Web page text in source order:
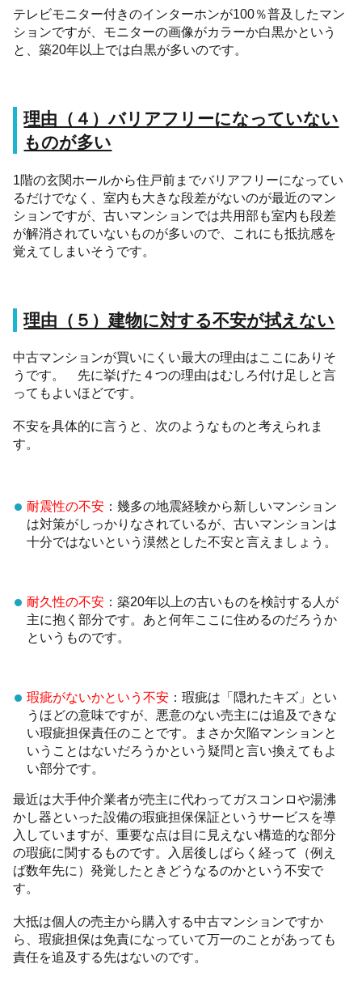
テレビモニター付きのインターホンが100％普及したマン
ションですが、モニターの画像がカラーか白黒かという
と、築20年以上では白黒が多いのです。
理由（４）バリアフリーになっていない
ものが多い
1階の玄関ホールから住戸前までバリアフリーになってい
るだけでなく、室内も大きな段差がないのが最近のマン
ションですが、古いマンションでは共用部も室内も段差
が解消されていないものが多いので、これにも抵抗感を
覚えてしまいそうです。
理由（５）建物に対する不安が拭えない
中古マンションが買いにくい最大の理由はここにありそ
うです。 先に挙げた４つの理由はむしろ付け足しと言
ってもよいほどです。
不安を具体的に言うと、次のようなものと考えられま
す。
耐震性の不安：幾多の地震経験から新しいマンション
は対策がしっかりなされているが、古いマンションは
十分ではないという漠然とした不安と言えましょう。
耐久性の不安：築20年以上の古いものを検討する人が
主に抱く部分です。あと何年ここに住めるのだろうか
というものです。
瑕疵がないかという不安：瑕疵は「隠れたキズ」とい
うほどの意味ですが、悪意のない売主には追及できな
い瑕疵担保責任のことです。まさか欠陥マンションと
いうことはないだろうかという疑問と言い換えてもよ
い部分です。
最近は大手仲介業者が売主に代わってガスコンロや湯沸
かし器といった設備の瑕疵担保保証というサービスを導
入していますが、重要な点は目に見えない構造的な部分
の瑕疵に関するものです。入居後しばらく経って（例え
ば数年先に）発覚したときどうなるのかという不安で
す。
大抵は個人の売主から購入する中古マンションですか
ら、瑕疵担保は免責になっていて万一のことがあっても
責任を追及する先はないのです。